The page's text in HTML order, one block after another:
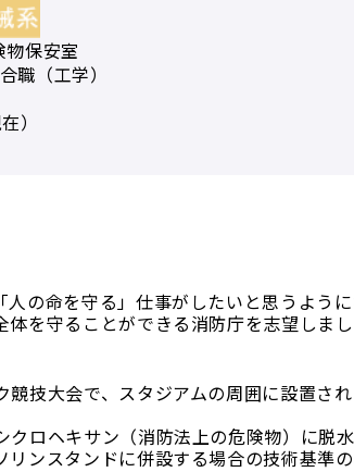
保安室
（工学）
）
の命を守る」仕事がしたいと思うよう
を守ることができる消防庁を志望しまし
技大会で、スタジアムの周囲に設置さ
ロヘキサン（消防法上の危険物）に脱
ンスタンドに併設する場合の技術基準の